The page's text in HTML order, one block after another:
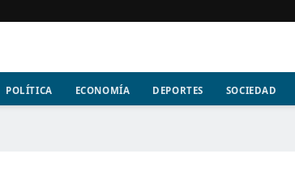
POLÍTICA ECONOMÍA DEPORTES SOCIEDAD